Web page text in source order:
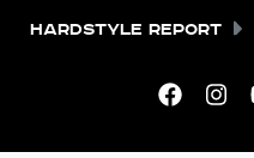
Hardstyle Report